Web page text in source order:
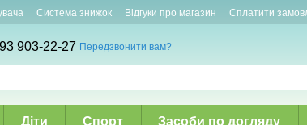
Система знижок Відгуки про магазин
Сплатити
903-22-27 Передзвонити вам?
Діти Спорт Засоби по догляду